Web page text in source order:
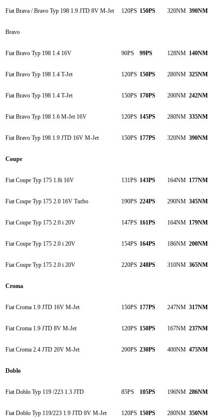
Fiat Brava / Bravo Typ 198 1.9 JTD 8V M-Jet 120PS 150PS 320NM 390NM
Bravo
Fiat Bravo Typ 198 1.4 16V 90PS 99PS 128NM 140NM
Fiat Bravo Typ 198 1.4 T-Jet 120PS 150PS 280NM 325NM
Fiat Bravo Typ 198 1.4 T-Jet 150PS 170PS 200NM 242NM
Fiat Bravo Typ 198 1.6 M-Jet 16V 120PS 145PS 280NM 335NM
Fiat Bravo Typ 198 1.9 JTD 16V M-Jet 150PS 177PS 320NM 390NM
Coupe
Fiat Coupe Typ 175 1.8i 16V 131PS 143PS 164NM 177NM
Fiat Coupe Typ 175 2.0 16V Turbo 190PS 224PS 290NM 345NM
Fiat Coupe Typ 175 2.0 i 20V 147PS 161PS 164NM 179NM
Fiat Coupe Typ 175 2.0 i 20V 154PS 164PS 186NM 200NM
Fiat Coupe Typ 175 2.0 i 20V 220PS 248PS 310NM 365NM
Croma
Fiat Croma 1.9 JTD 16V M-Jet 150PS 177PS 247NM 317NM
Fiat Croma 1.9 JTD 8V M-Jet 120PS 150PS 167NM 237NM
Fiat Croma 2.4 JTD 20V M-Jet 200PS 230PS 400NM 475NM
Doblo
Fiat Doblo Typ 119 /223 1.3 JTD 85PS 105PS 196NM 286NM
Fiat Doblo Typ 119/223 1.9 JTD 8V M-Jet 120PS 150PS 280NM 350NM